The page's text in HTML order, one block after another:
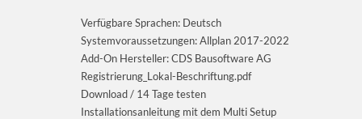
Verfügbare Sprachen: Deutsch
Systemvoraussetzungen: Allplan 2017-2022
Add-On Hersteller: CDS Bausoftware AG
Registrierung_Lokal-Beschriftung.pdf
Download / 14 Tage testen
Installationsanleitung mit dem Multi Setup